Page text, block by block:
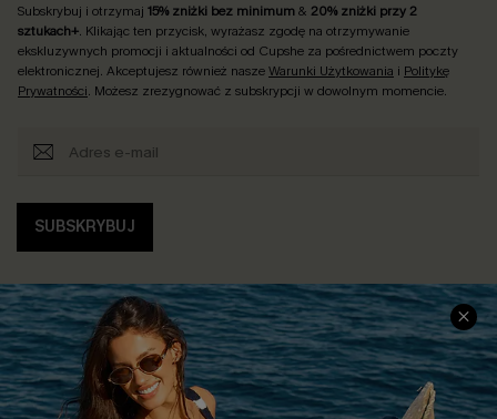
Subskrybuj i otrzymaj 15% zniżki bez minimum& 20% zniżki przy 2
sztukach+. Klikając ten przycisk, wyrażasz zgodę na otrzymywanie
ekskluzywnych promocji i aktualności od Cupshe za pośrednictwem poczty
elektronicznej. Akceptujesz również naszeWarunki Użytkowania i Politykę
Prywatności. Możesz zrezygnować z subskrypcji w dowolnym momencie.
SUBSKRYBUJ
INFORMACJE O FIRMIE
O NAS
CENTRUM SERWISOWE
Informacje o Wysyłce